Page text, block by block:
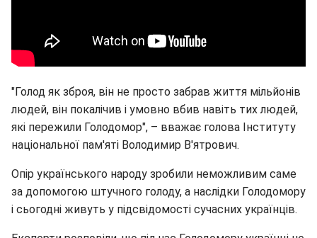
"Голод як зброя, він не просто забрав життя мільйонів
людей, він покалічив і умовно вбив навіть тих людей,
які пережили Голодомор", – вважає голова Інституту
національної пам'яті Володимир В'ятрович.
Опір українського народу зробили неможливим саме
за допомогою штучного голоду, а наслідки Голодомору
і сьогодні живуть у підсвідомості сучасних українців.